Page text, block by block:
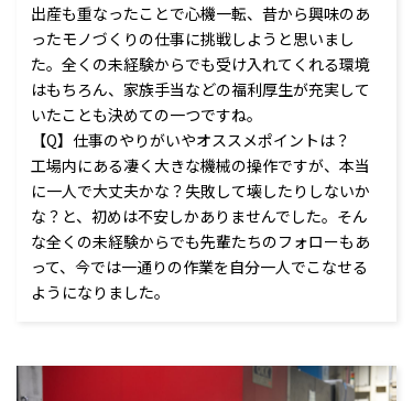
出産も重なったことで心機一転、昔から興味のあ
ったモノづくりの仕事に挑戦しようと思いまし
た。全くの未経験からでも受け入れてくれる環境
はもちろん、家族手当などの福利厚生が充実して
いたことも決めての一つですね。
【Q】仕事のやりがいやオススメポイントは？
工場内にある凄く大きな機械の操作ですが、本当
に一人で大丈夫かな？失敗して壊したりしないか
な？と、初めは不安しかありませんでした。そん
な全くの未経験からでも先輩たちのフォローもあ
って、今では一通りの作業を自分一人でこなせる
ようになりました。